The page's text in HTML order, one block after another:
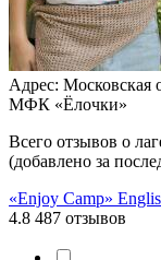
Адрес: Московская
МФК «Ёлочки»
Всего отзывов о
(добавлено за
«Enjoy Camp»
4.8 487 отзывов